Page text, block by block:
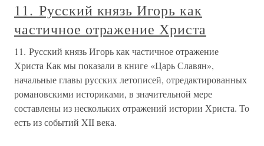
11. Русский князь Игорь как
частичное отражение Христа
11. Русский князь Игорь как частичное отражение
Христа Как мы показали в книге «Царь Славян»,
начальные главы русских летописей, отредактированных
романовскими историками, в значительной мере
составлены из нескольких отражений истории Христа. То
есть из событий XII века.